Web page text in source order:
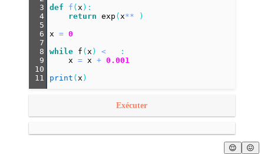
3
def f ( x ):
4
return exp ( x** )
5
6
x = 0
7
8
while f ( x ) <
   :
9
x = x + 0.001
10
11
print ( x )
Exécuter
😌 😖